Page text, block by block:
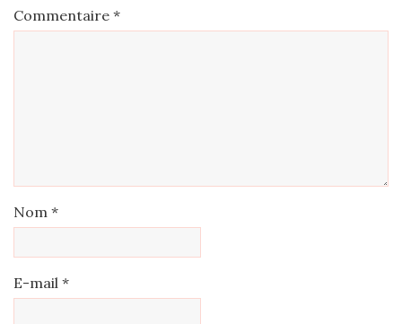
Commentaire *
Nom *
E-mail *